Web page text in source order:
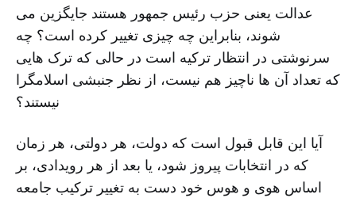
عدالت یعنی حزب رئیس جمهور هستند جایگزین می
شوند، بنابراین چه چیزی تغییر کرده است؟ چه
سرنوشتی در انتظار ترکیه است در حالی که ترک هایی
که تعداد آن ها ناچیز هم نیست، از نظر جنبشی اسلامگرا
نیستند؟
آیا این قابل قبول است که دولت، هر دولتی، هر زمان
که در انتخابات پیروز شود، یا بعد از هر رویدادی، بر
اساس هوی و هوس خود دست به تغییر ترکیب جامعه